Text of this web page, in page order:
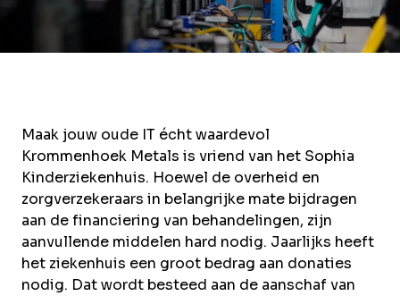
Locaties
Over Krommenhoek
Sustainability
Nieuws
Werken bij
NL
Maak jouw oude IT écht waardevol
Krommenhoek Metals is vriend van het Sophia
Kinderziekenhuis. Hoewel de overheid en
zorgverzekeraars in belangrijke mate bijdragen
aan de financiering van behandelingen, zijn
aanvullende middelen hard nodig. Jaarlijks heeft
het ziekenhuis een groot bedrag aan donaties
nodig. Dat wordt besteed aan de aanschaf van